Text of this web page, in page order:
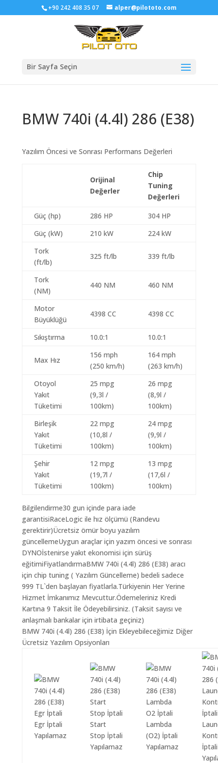
+90 242 408 35 07 alper@pilototo.com
Bir Sayfa Seçin
BMW 740i (4.4l) 286 (E38)
Yazılım Öncesi ve Sonrası Performans Değerleri
Orijinal
Değerler
Chip
Tuning
Değerleri
Güç (hp) 286 HP
304 HP
Güç (kW)
210 kW
224 kW
Tork
(ft/lb)
325 ft/lb 339 ft/lb
Tork
(NM)
440 NM 460 NM
Motor
Büyüklüğü
4398 CC 4398 CC
Sıkıştırma 10.0:1 10.0:1
Max Hız
156 mph
(250 km/h)
164 mph
(263 km/h)
Otoyol
Yakıt
Tüketimi
25 mpg
(9,3l /
100km)
26 mpg
(8,9l /
100km)
Birleşik
Yakıt
Tüketimi
22 mpg
(10,8l /
100km)
24 mpg
(9,9l /
100km)
Şehir
Yakıt
Tüketimi
12 mpg
(19,7l /
100km)
13 mpg
(17,6l /
100km)
Bilgilendirme30 gun içinde para iade
garantisiRaceLogic ile hız ölçümü (Randevu
gerektirir)Ücretsiz ömür boyu yazılım
güncellemeUygun araçlar için yazım öncesi ve sonrası
DYNOİstenirse yakıt ekonomisi için sürüş
eğitimiFiyatlandırmaBMW 740i (4.4l) 286 (E38) aracı
için chip tuning ( Yazılım Güncelleme) bedeli sadece
999 TL`den başlayan fiyatlarla.Türkiyenin Her Yerine
Hizmet İmkanımız Mevcuttur.Ödemeleriniz Kredi
Kartına 9 Taksit İle Ödeyebilirsiniz. (Taksit sayısı ve
anlaşmalı bankalar için irtibata geçiniz)
BMW 740i (4.4l) 286 (E38) İçin Ekleyebileceğimiz Diğer
Ücretsiz Yazılım Opsiyonları
Egr İptali
Yapılamaz
Start
Stop İptali
Yapılamaz
Lambda
(O2) İptali
Yapılamaz
İptali